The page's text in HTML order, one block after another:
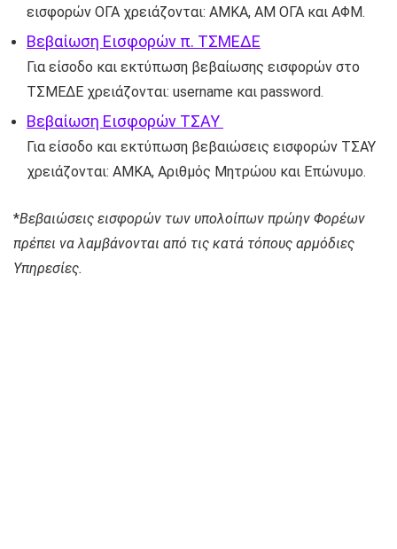
εισφορών ΟΓΑ χρειάζονται: ΑΜΚΑ, ΑΜ ΟΓΑ και ΑΦΜ.
Βεβαίωση Εισφορών π. ΤΣΜΕΔΕ
Για είσοδο και εκτύπωση βεβαίωσης εισφορών στο
ΤΣΜΕΔΕ χρειάζονται: username και password.
Βεβαίωση Εισφορών ΤΣΑΥ
Για είσοδο και εκτύπωση βεβαιώσεις εισφορών ΤΣΑΥ
χρειάζονται: ΑΜΚΑ, Αριθμός Μητρώου και Επώνυμο.
*Βεβαιώσεις εισφορών των υπολοίπων πρώην Φορέων
πρέπει να λαμβάνονται από τις κατά τόπους αρμόδιες
Υπηρεσίες.